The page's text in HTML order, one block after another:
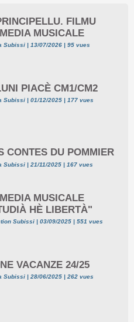
FILMU
MUSICALE
Subissi | 13/07/2026 | 95 vues
PIACÈ CM1/CM2
Subissi | 01/12/2025 | 177 vues
CONTES DU POMMIER
Subissi | 21/11/2025 | 167 vues
MUSICALE
HÈ LIBERTÀ"
Subissi | 03/09/2025 | 551 vues
VACANZE 24/25
Subissi | 28/06/2025 | 262 vues